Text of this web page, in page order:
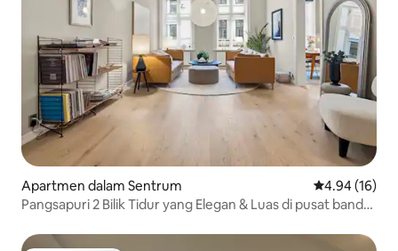
Apartmen dalam Sentrum Penarafan
4.94 (16)
Pangsapuri 2 Bilik Tidur yang Elegan & Luas di pusat bandar